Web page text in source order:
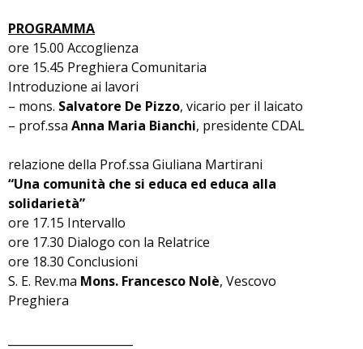
PROGRAMMA
ore 15.00 Accoglienza
ore 15.45 Preghiera Comunitaria
Introduzione ai lavori
– mons. Salvatore De Pizzo, vicario per il laicato
– prof.ssa Anna Maria Bianchi, presidente CDAL
relazione della Prof.ssa Giuliana Martirani
“Una comunità che si educa ed educa alla
solidarietà”
ore 17.15 Intervallo
ore 17.30 Dialogo con la Relatrice
ore 18.30 Conclusioni
S. E. Rev.ma Mons. Francesco Nolè, Vescovo
Preghiera